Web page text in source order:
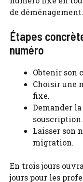
de déménagement.
Étapes
numéro
Obtenir son
Choisir une
fixe.
Demander
souscription.
Laisser son
migration.
En trois jours
jours pour les